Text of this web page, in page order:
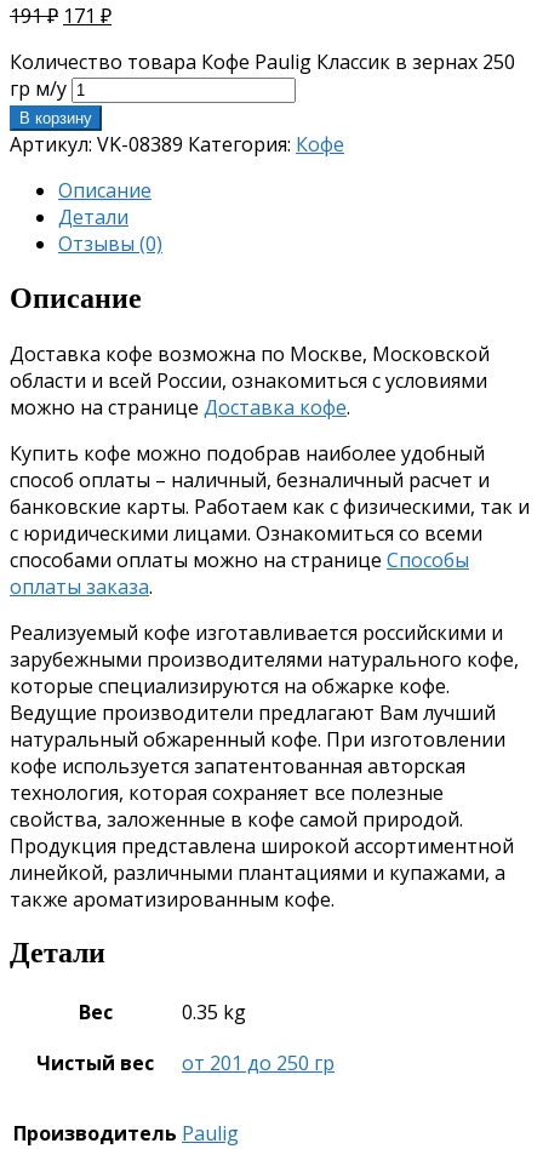
191₽ 171 ₽
Количество товара Кофе Paulig Классик в зернах 250
гр м/у
В корзину
Артикул: VK-08389 Категория: Кофе
Описание
Детали
Отзывы (0)
Описание
Доставка кофе возможна по Москве, Московской
области и всей России, ознакомиться с условиями
можно на странице Доставка кофе.
Купить кофе можно подобрав наиболее удобный
способ оплаты – наличный, безналичный расчет и
банковские карты. Работаем как с физическими, так и
с юридическими лицами. Ознакомиться со всеми
способами оплаты можно на странице Способы
оплаты заказа.
Реализуемый кофе изготавливается российскими и
зарубежными производителями натурального кофе,
которые специализируются на обжарке кофе.
Ведущие производители предлагают Вам лучший
натуральный обжаренный кофе. При изготовлении
кофе используется запатентованная авторская
технология, которая сохраняет все полезные
свойства, заложенные в кофе самой природой.
Продукция представлена широкой ассортиментной
линейкой, различными плантациями и купажами, а
также ароматизированным кофе.
Детали
Вес
0.35 kg
Чистый вес
от 201 до 250 гр
Производитель Paulig